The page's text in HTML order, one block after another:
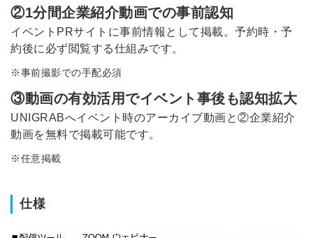
②1分間企業紹介動画での事前認知
イベントPRサイトに事前情報として掲載。予約時・予
約後に必ず閲覧する仕組みです。
※事前撮影での手配必須
③動画の有効活用でイベント事後も認知拡大
UNIGRABへイベント時のアーカイブ動画と②企業紹介
動画を無料で掲載可能です。
※任意掲載
仕様
をご利用する
簡単10秒！無料会員登録
ビュー記事が読める
採用にまつわる独自の調査レポ